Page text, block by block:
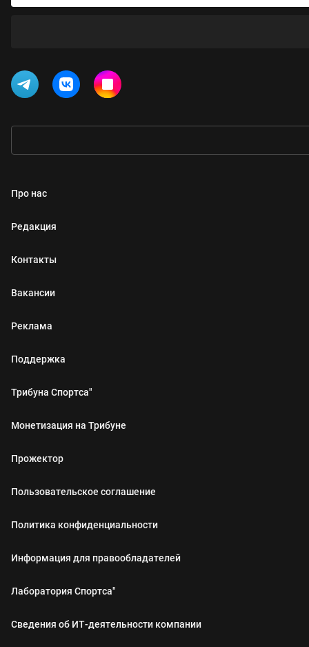
Про нас
Редакция
Контакты
Вакансии
Реклама
Поддержка
Трибуна Спортса"
Монетизация на Трибуне
Прожектор
Пользовательское соглашение
Политика конфиденциальности
Информация для правообладателей
Лаборатория Спортса"
Сведения об ИТ‑деятельности компании